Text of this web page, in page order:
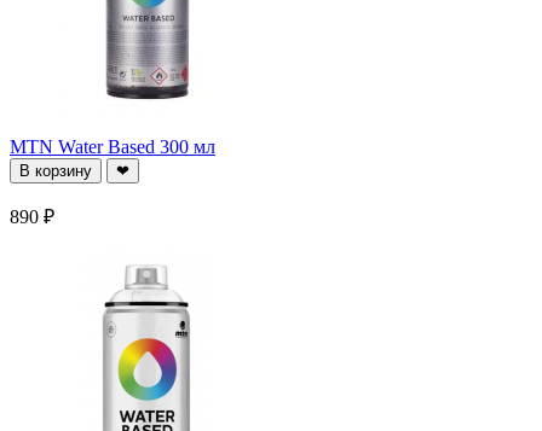
MTN Water Based 300 мл
В корзину ❤
890 ₽